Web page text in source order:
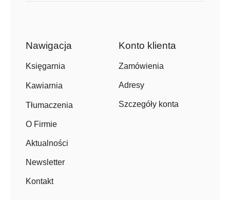
Nawigacja
Księgarnia
Kawiarnia
Tłumaczenia
O Firmie
Aktualności
Newsletter
Kontakt
Konto klienta
Zamówienia
Adresy
Szczegóły konta